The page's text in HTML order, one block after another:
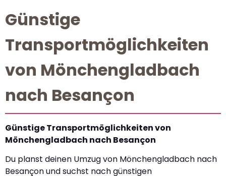
Günstige
Transportmöglichkeiten
von Mönchengladbach
nach Besançon
Günstige Transportmöglichkeiten von
Mönchengladbach nach Besançon
Du planst deinen Umzug von Mönchengladbach nach
Besançon und suchst nach günstigen